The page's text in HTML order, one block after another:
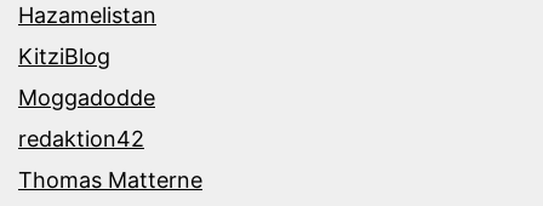
Hazamelistan
KitziBlog
Moggadodde
redaktion42
Thomas Matterne